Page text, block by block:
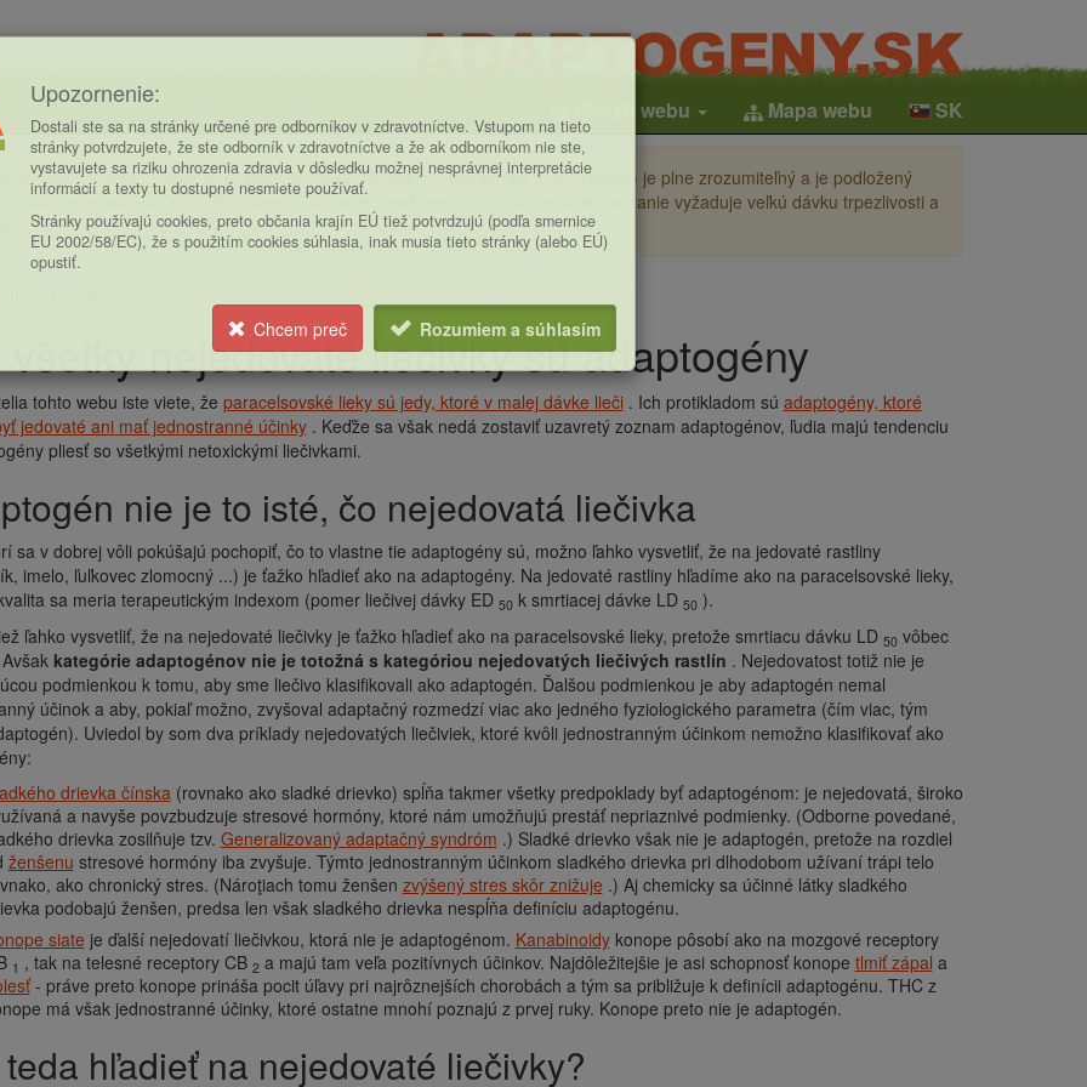
Obsah webu Mapa webu SK
návštevník, toto je strojovo preložený článok. Vo svojom pôvodnom znení (česky) je plne zrozumiteľný a je podložený
vedeckou literatúrou. Strojový preklad však má ďaleko k dokonalosti a jeho čítanie vyžaduje veľkú dávku trpezlivosti a
Teória
nejedovaté liečivky sú adaptogény
tohto webu iste viete, že paracelsovské lieky sú jedy, ktoré v malej dávke lieči. Ich protikladom sú adaptogény, ktoré
jedovaté ani mať jednostranné účinky. Keďže sa však nedá zostaviť uzavretý zoznam adaptogénov, ľudia majú tendenciu
pliesť so všetkými netoxickými liečivkami.
nie je to isté, čo nejedovatá liečivka
sa v dobrej vôli pokúšajú pochopiť, čo to vlastne tie adaptogény sú, možno ľahko vysvetliť, že na jedovaté rastliny
imelo, ľuľkovec zlomocný ...) je ťažko hľadieť ako na adaptogény. Na jedovaté rastliny hľadíme ako na paracelsovské lieky,
sa meria terapeutickým indexom (pomer liečivej dávky ED 50k smrtiacej dávke LD 50).
ľahko vysvetliť, že na nejedovaté liečivky je ťažko hľadieť ako na paracelsovské lieky, pretože smrtiacu dávku LD 50vôbec
kategórie adaptogénov nie je totožná s kategóriou nejedovatých liečivých rastlín . Nejedovatost totiž nie je
podmienkou k tomu, aby sme liečivo klasifikovali ako adaptogén. Ďalšou podmienkou je aby adaptogén nemal
účinok a aby, pokiaľ možno, zvyšoval adaptačný rozmedzí viac ako jedného fyziologického parametra (čím viac, tým
Uviedol by som dva príklady nejedovatých liečiviek, ktoré kvôli jednostranným účinkom nemožno klasifikovať ako
drievka čínska(rovnako ako sladké drievko) spĺňa takmer všetky predpoklady byť adaptogénom: je nejedovatá, široko
a navyše povzbudzuje stresové hormóny, ktoré nám umožňujú prestáť nepriaznivé podmienky. (Odborne povedané,
drievka zosilňuje tzv. Generalizovaný adaptačný syndróm .) Sladké drievko však nie je adaptogén, pretože na rozdiel
ženšenu stresové hormóny iba zvyšuje. Týmto jednostranným účinkom sladkého drievka pri dlhodobom užívaní trápi telo
ako chronický stres. (Nároţiach tomu ženšen zvýšený stres skôr znižuje .) Aj chemicky sa účinné látky sladkého
podobajú ženšen, predsa len však sladkého drievka nespĺňa definíciu adaptogénu.
siate je ďalší nejedovatí liečivkou, ktorá nie je adaptogénom. Kanabinoidykonope pôsobí ako na mozgové receptory
1 , tak na telesné receptory CB 2a majú tam veľa pozitívnych účinkov. Najdôležitejšie je asi schopnosť konope tlmiť zápal a
- práve preto konope prináša pocit úľavy pri najrôznejších chorobách a tým sa približuje k definícii adaptogénu. THC z
má však jednostranné účinky, ktoré ostatne mnohí poznajú z prvej ruky. Konope preto nie je adaptogén.
teda hľadieť na nejedovaté liečivky?
Upozornenie:
Dostali ste sa na stránky určené pre odborníkov v zdravotníctve. Vstupom na tieto
stránky potvrdzujete, že ste odborník v zdravotníctve a že ak odborníkom nie ste,
vystavujete sa riziku ohrozenia zdravia v dôsledku možnej nesprávnej interpretácie
informácií a texty tu dostupné nesmiete používať.
Stránky používajú cookies, preto občania krajín EÚ tiež potvrdzujú (podľa smernice
EU 2002/58/EC), že s použitím cookies súhlasia, inak musia tieto stránky (alebo EÚ)
opustiť.
Chcem preč Rozumiem a súhlasím